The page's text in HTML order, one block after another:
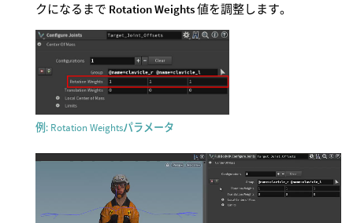
クになるまで Rotation Weights値を調整します。
例: Rotation Weightsパラメータ